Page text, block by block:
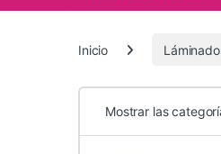
Inicio
Mostrar las